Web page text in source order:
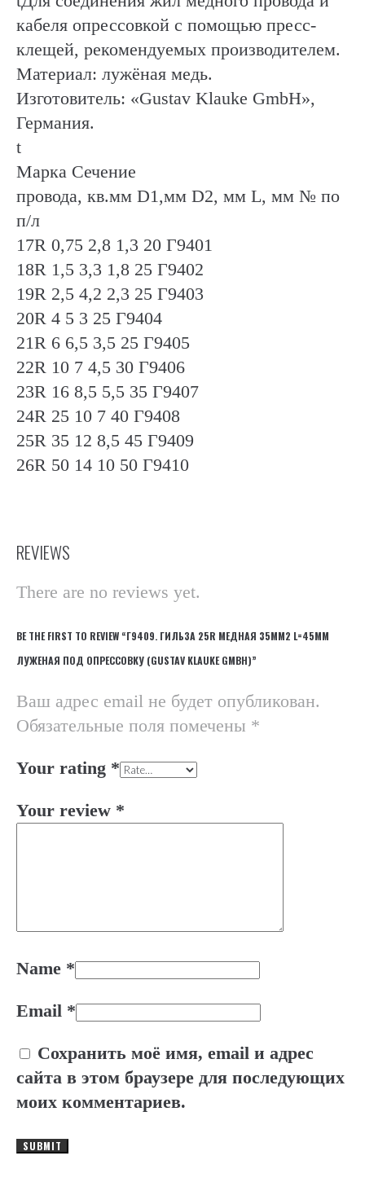
кабеля опрессовкой с помощью пресс-
клещей, рекомендуемых производителем.
Материал: лужёная медь.
Изготовитель: «Gustav Klauke GmbH»,
Германия.
t
Марка Сечение
провода, кв.мм D1,мм D2, мм L, мм № по
п/л
17R 0,75 2,8 1,3 20 Г9401
18R 1,5 3,3 1,8 25 Г9402
19R 2,5 4,2 2,3 25 Г9403
20R 4 5 3 25 Г9404
21R 6 6,5 3,5 25 Г9405
22R 10 7 4,5 30 Г9406
23R 16 8,5 5,5 35 Г9407
24R 25 10 7 40 Г9408
25R 35 12 8,5 45 Г9409
26R 50 14 10 50 Г9410
REVIEWS
There are no reviews yet.
BE THE FIRST TO REVIEW “Г9409. ГИЛЬЗА 25R МЕДНАЯ 35ММ2 L=45ММ
ЛУЖЕНАЯ ПОД ОПРЕССОВКУ (GUSTAV KLAUKE GMBH)”
Ваш адрес email не будет опубликован.
Обязательные поля помечены *
Your rating *
Your review *
Name *
Email *
Сохранить моё имя, email и адрес
сайта в этом браузере для последующих
моих комментариев.